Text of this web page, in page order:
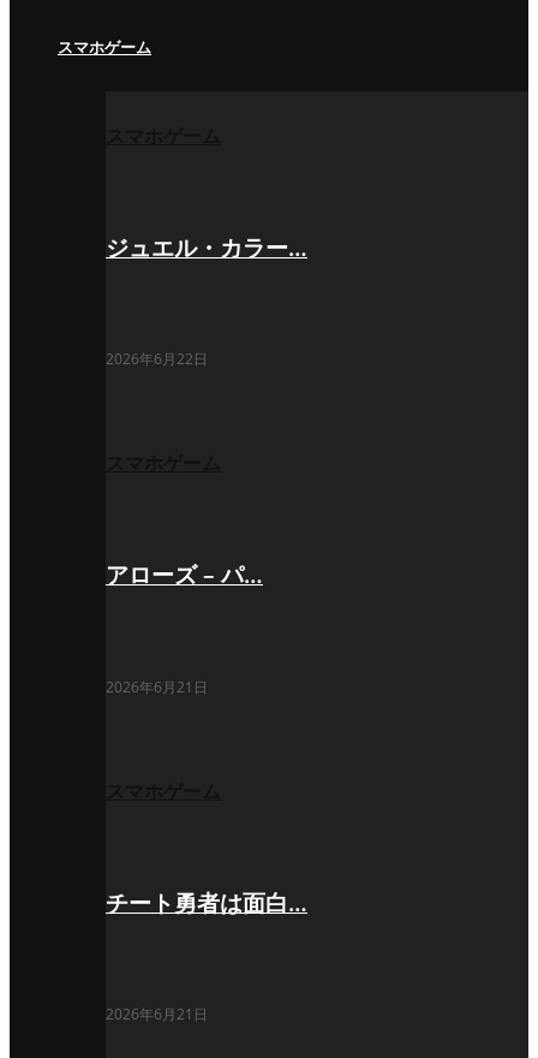
スマホゲーム
ジュエル・カラー…
2026年6月22日
アローズ – パ…
2026年6月21日
チート勇者は面白…
2026年6月21日